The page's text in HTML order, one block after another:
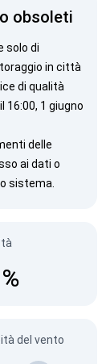
obsoleti
solo di
in città
di qualità
1 giugno
delle
ai dati o
sistema.
%
del vento